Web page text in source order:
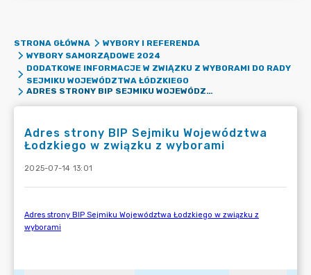
STRONA GŁÓWNA
WYBORY I REFERENDA
WYBORY SAMORZĄDOWE 2024
DODATKOWE INFORMACJE W ZWIĄZKU Z WYBORAMI DO RADY
SEJMIKU WOJEWÓDZTWA ŁÓDZKIEGO
ADRES STRONY BIP SEJMIKU WOJEWÓDZTWA ŁODZKIEGO W ZWIĄZKU Z WYBORAMI
Adres strony BIP Sejmiku Województwa
Łodzkiego w związku z wyborami
2025-07-14 13:01